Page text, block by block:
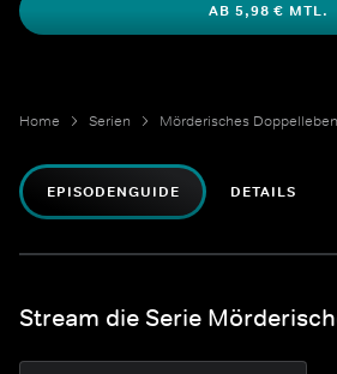
AB 5,98 € MTL.
Home Serien Mörderisches Doppelleben
EPISODENGUIDE DETAILS
Stream die Serie